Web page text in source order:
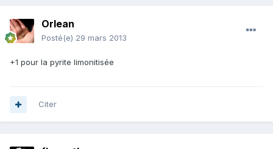
Orlean
Posté(e) 29 mars 2013
+1 pour la pyrite limonitisée
Citer